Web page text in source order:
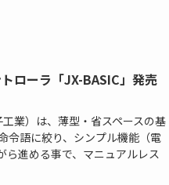
ローラ「JX-BASIC」発売
業）は、薄型・省スペースの基
令語に絞り、シンプル機能（電
進める事で、マニュアルレス